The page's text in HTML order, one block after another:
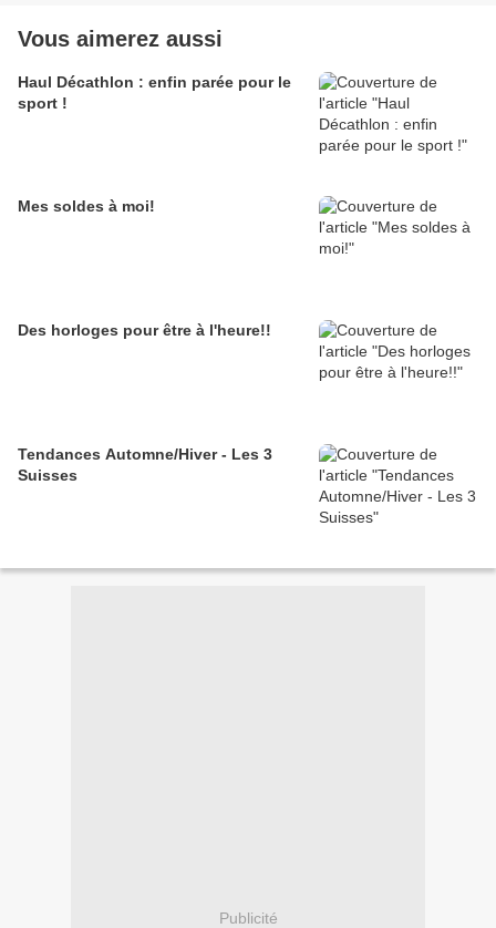
Vous aimerez aussi
Haul Décathlon : enfin parée pour le
sport !
Mes soldes à moi!
Des horloges pour être à l'heure!!
Tendances Automne/Hiver - Les 3
Suisses
Publicité